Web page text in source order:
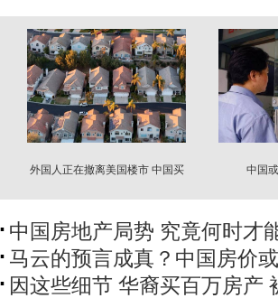
外国人正在撤离美国楼市 中国买
中国
中国房地产局势 究竟何时才
马云的预言成真？中国房价
因这些细节 华裔买百万房产